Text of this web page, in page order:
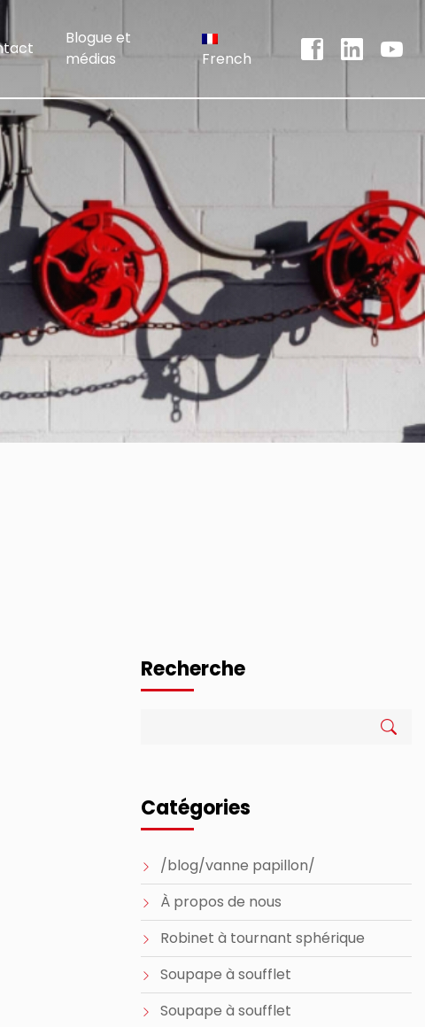
Blogue et
médias
French
Recherche
Catégories
/blog/vanne papillon/
À propos de nous
Robinet à tournant sphérique
Soupape à soufflet
Soupape à soufflet